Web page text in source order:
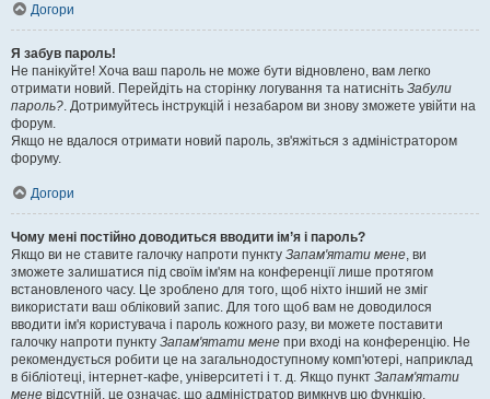
Догори
Я забув пароль!
Не панікуйте! Хоча ваш пароль не може бути відновлено, вам легко
отримати новий. Перейдіть на сторінку логування та натисніть Забули
пароль?. Дотримуйтесь інструкцій і незабаром ви знову зможете увійти на
форум.
Якщо не вдалося отримати новий пароль, зв'яжіться з адміністратором
форуму.
Догори
Чому мені постійно доводиться вводити ім’я і пароль?
Якщо ви не ставите галочку напроти пункту Запам'ятати мене, ви
зможете залишатися під своїм ім'ям на конференції лише протягом
встановленого часу. Це зроблено для того, щоб ніхто інший не зміг
використати ваш обліковий запис. Для того щоб вам не доводилося
вводити ім'я користувача і пароль кожного разу, ви можете поставити
галочку напроти пункту Запам'ятати мене при вході на конференцію. Не
рекомендується робити це на загальнодоступному комп'ютері, наприклад
в бібліотеці, інтернет-кафе, університеті і т. д. Якщо пункт Запам'ятати
мене відсутній, це означає, що адміністратор вимкнув цю функцію.